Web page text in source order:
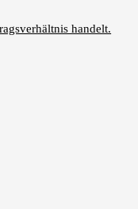
handelt.